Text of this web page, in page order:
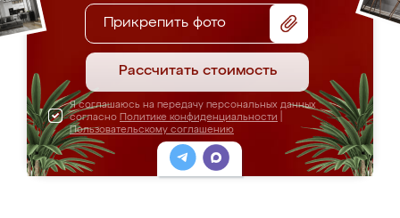
Прикрепить фото
Рассчитать стоимость
Я соглашаюсь на передачу персональных данных
согласно Политике конфиденциальности
Пользовательскому соглашению